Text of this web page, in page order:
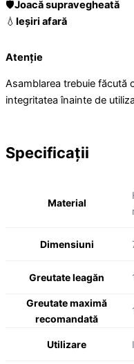
🛡️Joacă supravegheată
💧 Ieșiri afară
Atenție
Asamblarea trebuie făcută
integritatea înainte de
Specificații
Material
Dimensiuni
Greutate leagăn
Greutate maximă
recomandată
Utilizare